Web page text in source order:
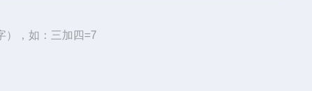
），如：三加四=7